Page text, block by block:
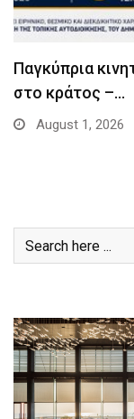
Παγκύπρια
στο κράτος –…
August 1, 2026